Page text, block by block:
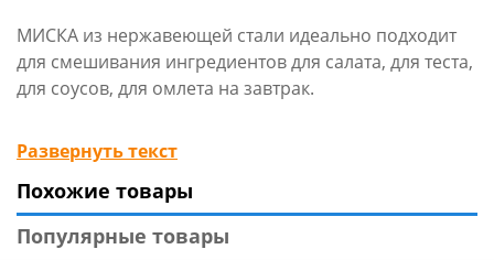
МИСКА из нержавеющей стали идеально подходит
для смешивания ингредиентов для салата, для теста,
для соусов, для омлета на завтрак.
Может служить как емкость для хранения фруктов,
снеков, сухофруктов.
ПРОТИВОСКОЛЬЗЯЩЕЕ ДНО обеспечивает
УСТОЙЧИВОСТЬ на гладкой поверхности и
Развернуть текст
Похожие товары
Популярные товары